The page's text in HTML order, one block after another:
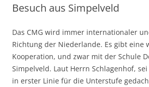
Besuch aus Simpelveld
Das CMG wird immer internationaler
Richtung der Niederlande. Es gibt eine
Kooperation, und zwar mit der Schule
Simpelveld. Laut Herrn Schlagenhof,
in erster Linie für die Unterstufe